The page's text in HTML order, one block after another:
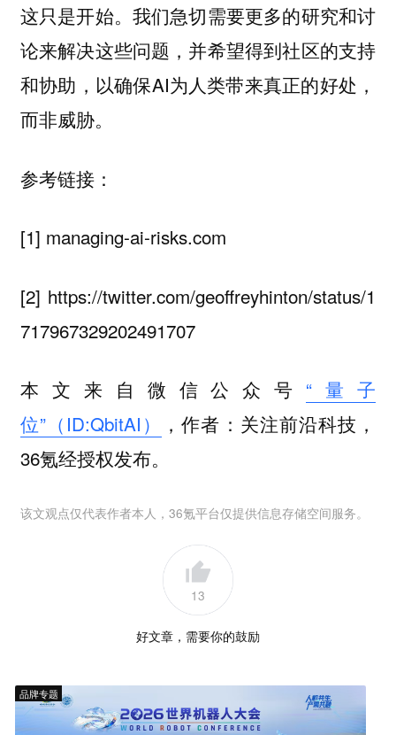
这只是开始。我们急切需要更多的研究和讨
论来解决这些问题，并希望得到社区的支持
和协助，以确保AI为人类带来真正的好处，
而非威胁。
参考链接：
[1] managing-ai-risks.com
[2] https://twitter.com/geoffreyhinton/status/1
717967329202491707
本文来自微信公众号 “量子
位”（ID:QbitAI）
，作者：关注前沿科技，
36氪经授权发布。
该文观点仅代表作者本人，36氪平台仅提供信息存储空间服务。
13
好文章，需要你的鼓励
品牌专题